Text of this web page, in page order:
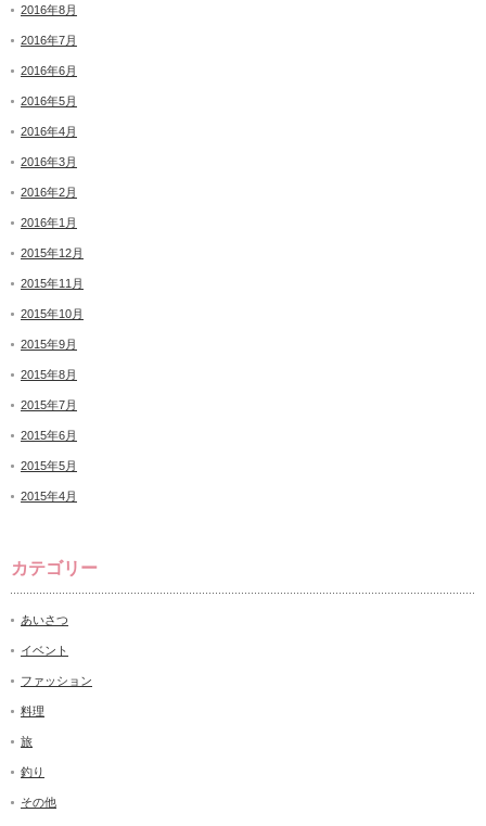
2016年8月
2016年7月
2016年6月
2016年5月
2016年4月
2016年3月
2016年2月
2016年1月
2015年12月
2015年11月
2015年10月
2015年9月
2015年8月
2015年7月
2015年6月
2015年5月
2015年4月
カテゴリー
あいさつ
イベント
ファッション
料理
旅
釣り
その他